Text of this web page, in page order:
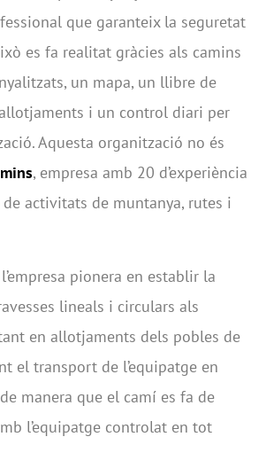
que garanteix la seguretat
es fa realitat gràcies als camins
un mapa, un llibre de
i un control diari per
Aquesta organització no és
, empresa amb 20 d’experiència
de activitats de muntanya, rutes i
pionera en establir la
lineals i circulars als
en allotjaments dels pobles de
el transport de l’equipatge en
manera que el camí es fa de
l’equipatge controlat en tot